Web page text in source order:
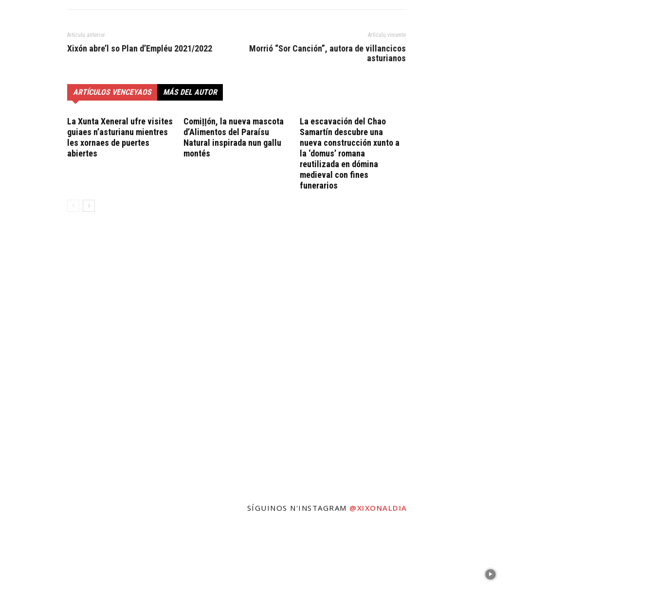
Artículu anterior
Xixón abre’l so Plan d’Empléu 2021/2022
Artículu viniente
Morrió “Sor Canción”, autora de villancicos
asturianos
ARTÍCULOS VENCEYAOS MÁS DEL AUTOR
La Xunta Xeneral ufre visites
guiaes n’asturianu mientres
les xornaes de puertes
abiertes
Comiḷḷón, la nueva mascota
d’Alimentos del Paraísu
Natural inspirada nun gallu
montés
La escavación del Chao
Samartín descubre una
nueva construcción xunto a
la ‘domus’ romana
reutilizada en dómina
medieval con fines
funerarios
SÍGUINOS N'INSTAGRAM @XIXONALDIA